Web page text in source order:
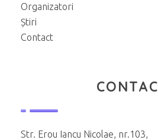
Organizatori
Știri
Contact
Str. Erou Iancu Nicolae, nr.103,